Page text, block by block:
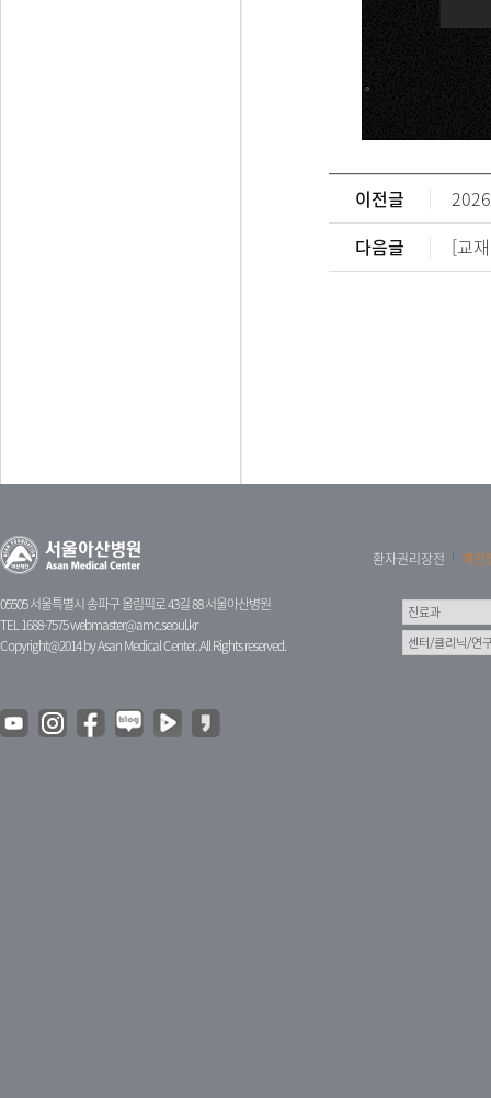
이전글
다음글
[교
05505 서울특별시 송파구 올림픽로 43길 88 서울아산병원
TEL 1688-7575webmaster@amc.seoul.kr
Copyright@2014 by Asan Medical Center. All Rights reserved.
환자권리장전 개인